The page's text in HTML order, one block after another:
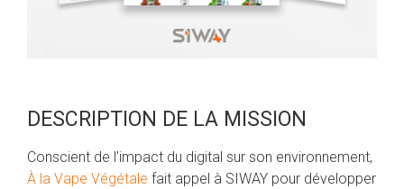
DESCRIPTION DE LA MISSION
Conscient de l’impact du digital sur son environnement,
À la Vape Végétale fait appel à SIWAY pour développer